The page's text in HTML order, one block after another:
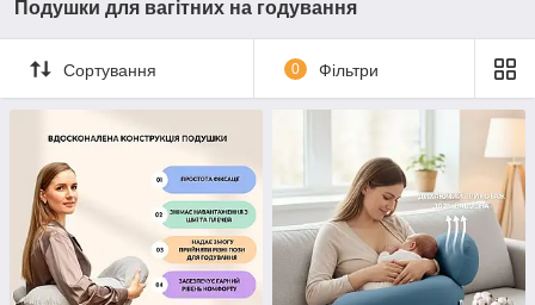
Подушки для вагітних на годування
Сортування 0 Фільтри